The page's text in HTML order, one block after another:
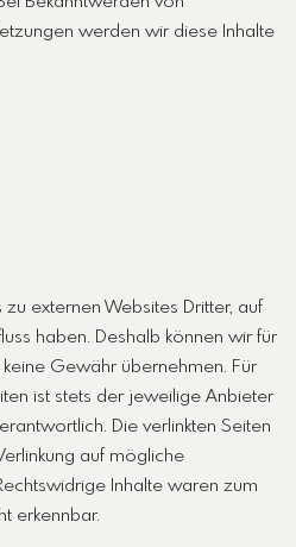
werden wir diese Inhalte
externen Websites Dritter, auf
haben. Deshalb können wir für
Gewähr übernehmen. Für
ist stets der jeweilige Anbieter
Die verlinkten Seiten
auf mögliche
Inhalte waren zum
erkennbar.